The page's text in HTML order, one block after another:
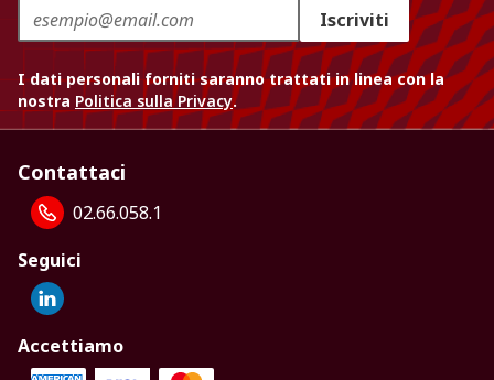
Iscriviti
I dati personali forniti saranno trattati in linea con la
nostra Politica sulla Privacy.
Contattaci
02.66.058.1
Seguici
Accettiamo